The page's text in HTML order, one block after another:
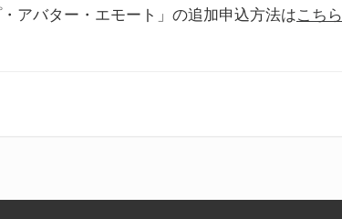
アバター・エモート」の追加申込方法はこちら